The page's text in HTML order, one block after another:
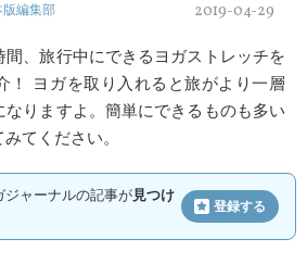
版編集部 2019-04-29
間、旅行中にできるヨガストレッチを
！ ヨガを取り入れると旅がより一層
りますよ。簡単にできるものも多い
てください。
ジャーナルの記事が見つけ
登録する